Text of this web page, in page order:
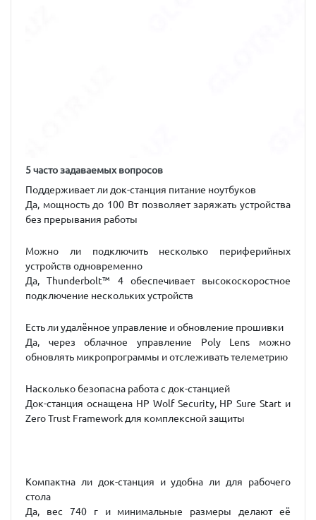
5 часто задаваемых вопросов
Поддерживает ли док-станция питание ноутбуков
Да, мощность до 100 Вт позволяет заряжать устройства
без прерывания работы
Можно ли подключить несколько периферийных
устройств одновременно
Да, Thunderbolt™ 4 обеспечивает высокоскоростное
подключение нескольких устройств
Есть ли удалённое управление и обновление прошивки
Да, через облачное управление Poly Lens можно
обновлять микропрограммы и отслеживать телеметрию
Насколько безопасна работа с док-станцией
Док-станция оснащена HP Wolf Security, HP Sure Start и
Zero Trust Framework для комплексной защиты
Компактна ли док-станция и удобна ли для рабочего
стола
Да, вес 740 г и минимальные размеры делают её